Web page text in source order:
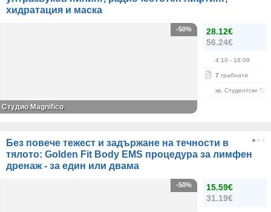
хидратация и маска
28.12€
56.24€
4.10 - 18.09
7 грабнати
кв. Студентски
-50%
Студио Magnifico
Без повече тежест и задържане на течности в
тялото: Golden Fit Body EMS процедура за лимфен
дренаж - за един или двама
15.59€
31.19€
-50%